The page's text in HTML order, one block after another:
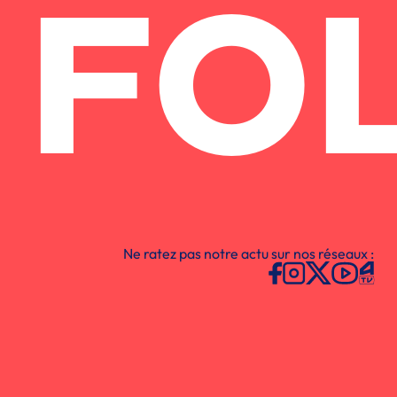
Ne ratez pas notre actu sur nos réseaux :